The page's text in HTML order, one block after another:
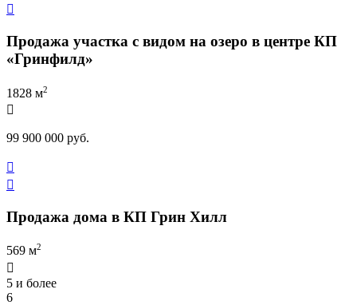

Продажа участка с видом на озеро в центре КП
«Гринфилд»
1828 м2

99 900 000 руб.


Продажа дома в КП Грин Хилл
569 м2

5 и более
6